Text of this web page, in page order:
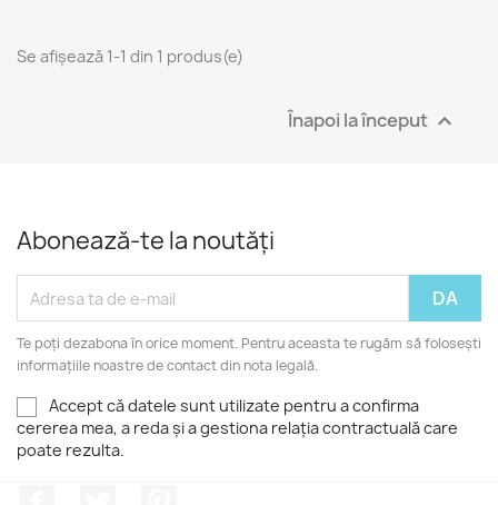
Se afișează 1-1 din 1 produs(e)
Înapoi la început 
Abonează-te la noutăți
Te poți dezabona în orice moment. Pentru aceasta te rugăm să folosești
informațiile noastre de contact din nota legală.
Accept că datele sunt utilizate pentru a confirma
cererea mea, a reda și a gestiona relația contractuală care
poate rezulta.